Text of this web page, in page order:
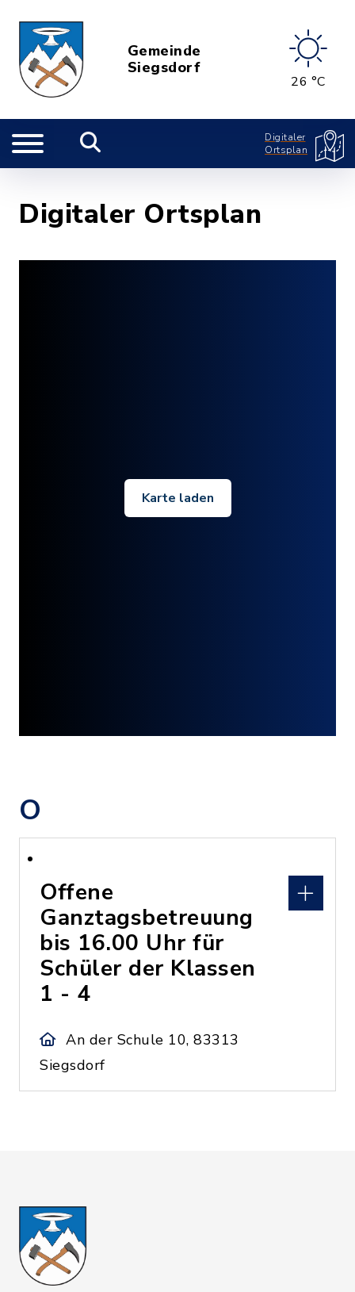
Gemeinde
Siegsdorf
26 °C
Digitaler
Ortsplan
Digitaler Ortsplan
Karte laden
O
Offene
Ganztagsbetreuung
bis 16.00 Uhr für
Schüler der Klassen
1 - 4
An der Schule 10, 83313
Siegsdorf